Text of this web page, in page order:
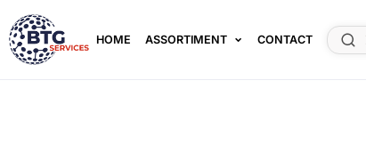
HOME ASSORTIMENT CONTACT